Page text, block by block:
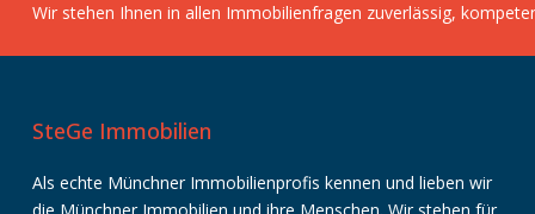
Wir stehen Ihnen in allen Immobilienfragen zuverlässig,
SteGe Immobilien
Als echte Münchner Immobilienprofis kennen und lieben wir